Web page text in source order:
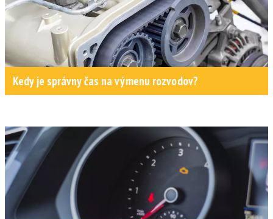
Kedy je správny čas na výmenu rozvodov?